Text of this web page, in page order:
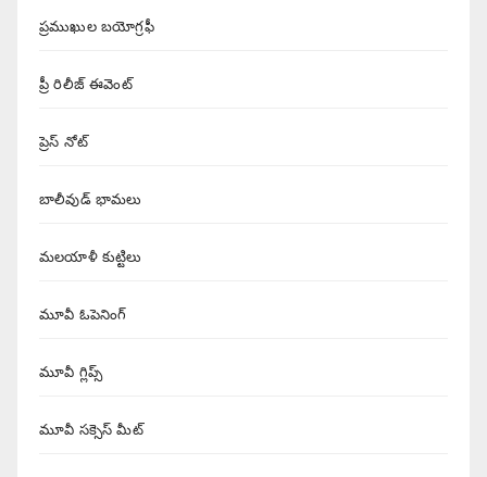
ప్రముఖుల బయోగ్రఫీ
ప్రీ రిలీజ్ ఈవెంట్
ప్రెస్ నోట్
బాలీవుడ్ భామలు
మలయాళీ కుట్టిలు
మూవీ ఓపెనింగ్
మూవీ గ్లిప్స్
మూవీ సక్సెస్ మీట్